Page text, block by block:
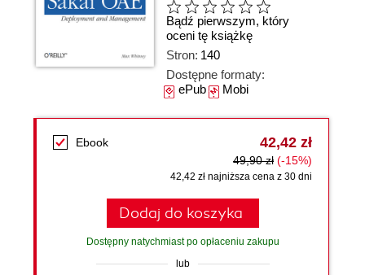
Bądź pierwszym, który
oceni tę książkę
Stron: 140
Dostępne formaty:
ePubMobi
Ebook 42,42 zł
49,90 zł (-15%)
42,42 zł najniższa cena z 30 dni
Dodaj do koszyka
Dostępny natychmiast po opłaceniu zakupu
lub